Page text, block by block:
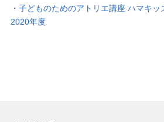
子どものためのアトリエ講座 ハマキ
2020年度